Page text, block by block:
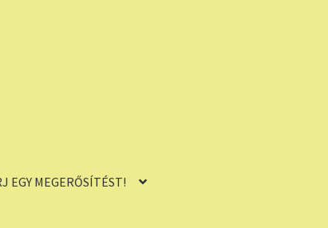
EGY MEGERŐSÍTÉST!